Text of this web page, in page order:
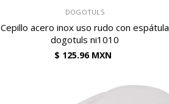
DOGOTULS
Cepillo acero inox uso rudo con espátula
dogotuls ni1010
$ 125.96 MXN